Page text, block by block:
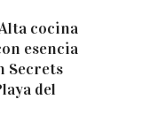
cocina
esencia
Secrets
del